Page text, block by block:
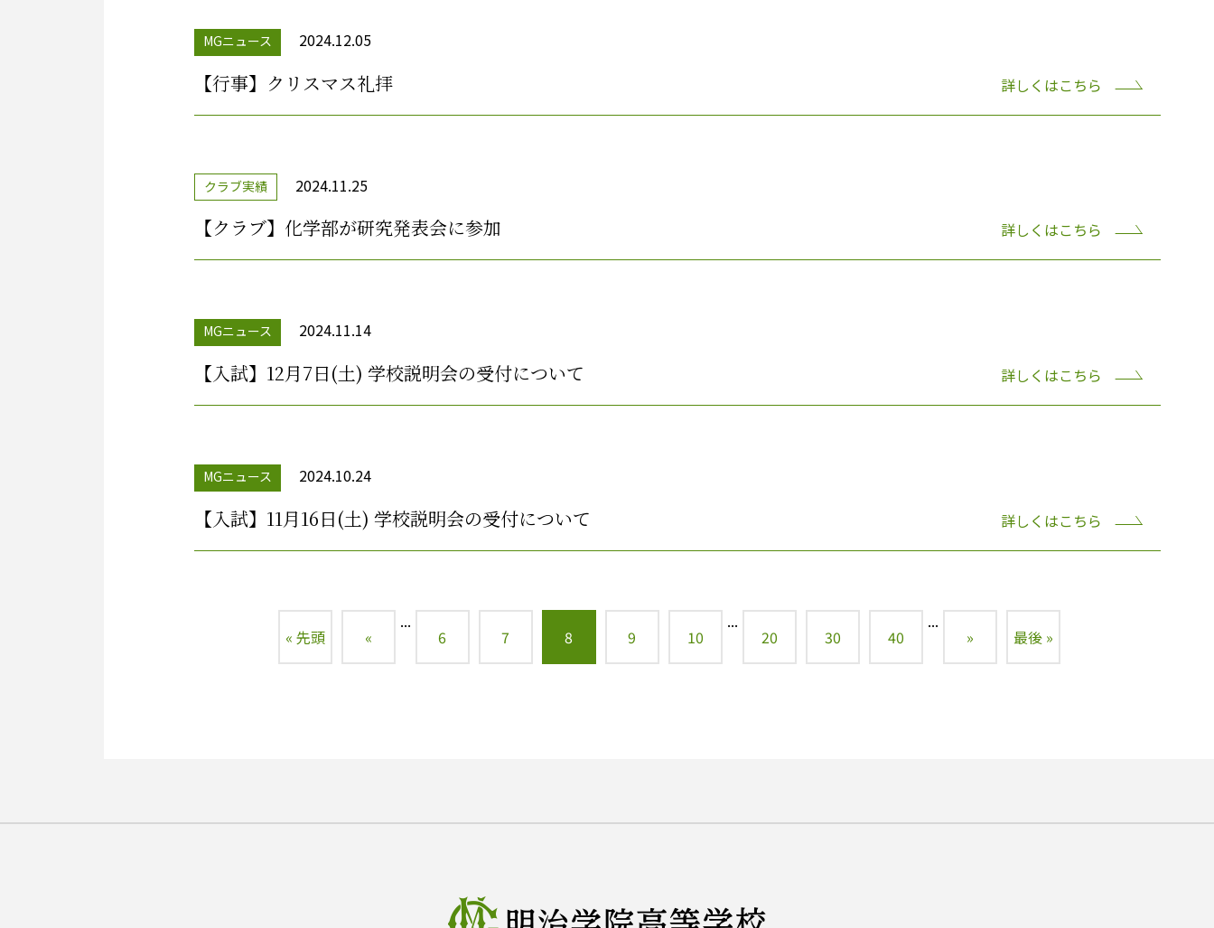
MGニュース 2024.12.05
【行事】クリスマス礼拝 詳しくはこちら
クラブ実績 2024.11.25
【クラブ】化学部が研究発表会に参加 詳しくはこちら
MGニュース 2024.11.14
【入試】12月7日(土) 学校説明会の受付について 詳しくはこちら
MGニュース 2024.10.24
【入試】11月16日(土) 学校説明会の受付について 詳しくはこちら
« 先頭 «
...
6 7 8 9 10
...
20 30 40
...
» 最後 »